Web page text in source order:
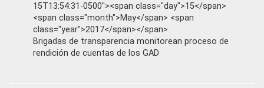
15T13:54:31-0500"><span class="day">15</span>
<span class="month">May</span> <span
class="year">2017</span></span>
Brigadas de transparencia monitorean proceso de
rendición de cuentas de los GAD